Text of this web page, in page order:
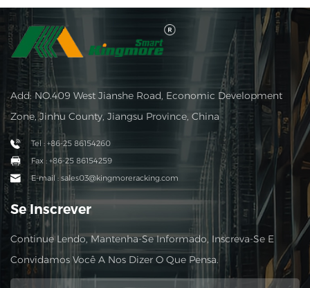
Add: NO.409 West Jianshe Road, Economic Development
Zone, Jinhu County, Jiangsu Province, China
Tel : +86-25 86154260
Fax : +86-25 86154259
E-mail : sales03@kingmoreracking.com
Se Inscrever
Continue Lendo, Mantenha-Se Informado, Inscreva-Se E
Convidamos Você A Nos Dizer O Que Pensa.